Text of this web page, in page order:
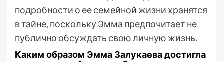
подробности о ее семейной жизни хранятся
в тайне, поскольку Эмма предпочитает не
публично обсуждать свою личную жизнь.
Каким образом Эмма Залукаева достигла